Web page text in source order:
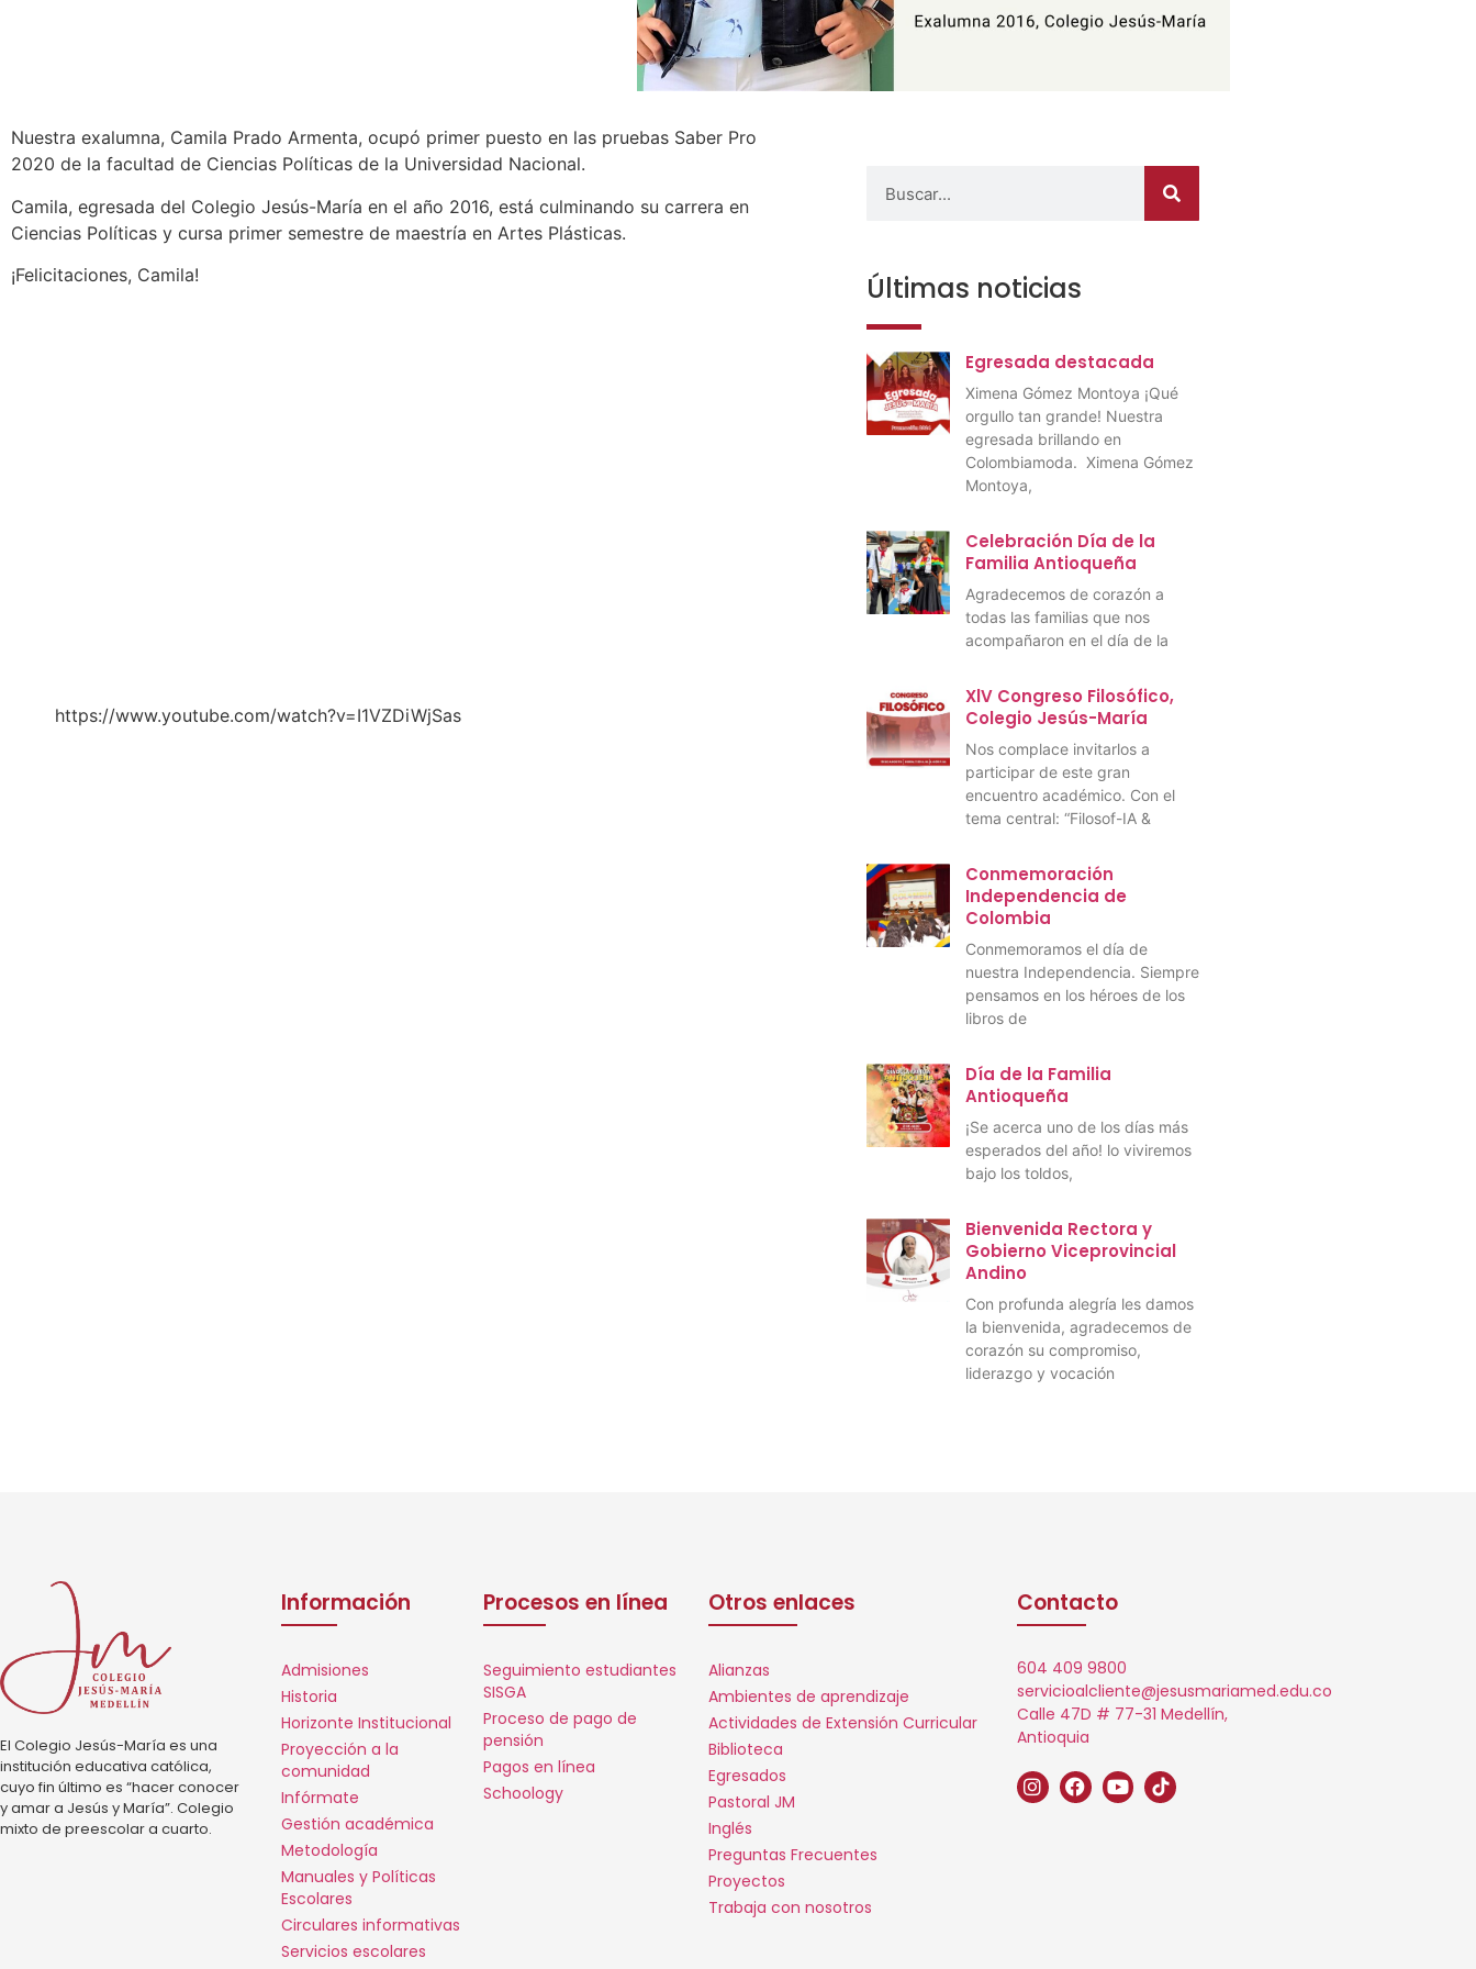
Nuestra exalumna, Camila Prado Armenta, ocupó primer puesto en las pruebas Saber Pro
2020 de la facultad de Ciencias Políticas de la Universidad Nacional.
Camila, egresada del Colegio Jesús-María en el año 2016, está culminando su carrera en
Ciencias Políticas y cursa primer semestre de maestría en Artes Plásticas.
¡Felicitaciones, Camila!
https://www.youtube.com/watch?v=I1VZDiWjSas
Últimas noticias
Egresada destacada
Ximena Gómez Montoya ¡Qué
orgullo tan grande! Nuestra
egresada brillando en
Colombiamoda. Ximena Gómez
Montoya,
Celebración Día de la
Familia Antioqueña
Agradecemos de corazón a
todas las familias que nos
acompañaron en el día de la
XlV Congreso Filosófico,
Colegio Jesús-María
Nos complace invitarlos a
participar de este gran
encuentro académico. Con el
tema central: “Filosof-IA &
Conmemoración
Independencia de
Colombia
Conmemoramos el día de
nuestra Independencia. Siempre
pensamos en los héroes de los
libros de
Día de la Familia
Antioqueña
¡Se acerca uno de los días más
esperados del año! lo viviremos
bajo los toldos,
Bienvenida Rectora y
Gobierno Viceprovincial
Andino
Con profunda alegría les damos
la bienvenida, agradecemos de
corazón su compromiso,
liderazgo y vocación
El Colegio Jesús-María es una
institución educativa católica,
cuyo fin último es “hacer conocer
y amar a Jesús y María”. Colegio
mixto de preescolar a cuarto.
Información
Admisiones
Historia
Horizonte Institucional
Proyección a la
comunidad
Infórmate
Gestión académica
Metodología
Manuales y Políticas
Escolares
Circulares informativas
Servicios escolares
Procesos en línea
Seguimiento estudiantes
SISGA
Proceso de pago de
pensión
Pagos en línea
Schoology
Otros enlaces
Alianzas
Ambientes de aprendizaje
Actividades de Extensión Curricular
Biblioteca
Egresados
Pastoral JM
Inglés
Preguntas Frecuentes
Proyectos
Trabaja con nosotros
Contacto
604 409 9800
servicioalcliente@jesusmariamed.edu.co
Calle 47D # 77-31 Medellín,
Antioquia